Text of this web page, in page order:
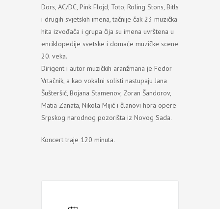
Dors, AC/DC, Pink Flojd, Toto, Roling Stons, Bitls
i drugih svjetskih imena, tačnije čak 23 muzička
hita izvođača i grupa čija su imena uvrštena u
enciklopedije svetske i domaće muzičke scene
20. veka.
Dirigent i autor muzičkih aranžmana je Fedor
Vrtačnik, a kao vokalni solisti nastupaju Jana
Šušteršič, Bojana Stamenov, Zoran Šandorov,
Matia Zanata, Nikola Mijić i članovi hora opere
Srpskog narodnog pozorišta iz Novog Sada.
Koncert traje 120 minuta.